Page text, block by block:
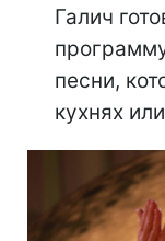
Галич
песни,
кухнях